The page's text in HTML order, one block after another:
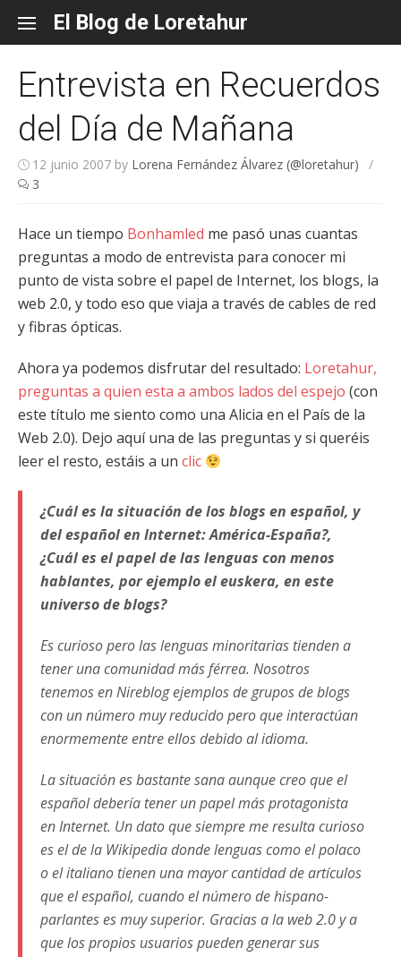
content
El Blog de Loretahur
Entrevista en Recuerdos
del Día de Mañana
12 junio 2007 by Lorena Fernández Álvarez (@loretahur)
/
3
Hace un tiempo Bonhamled me pasó unas cuantas
preguntas a modo de entrevista para conocer mi
punto de vista sobre el papel de Internet, los blogs, la
web 2.0, y todo eso que viaja a través de cables de red
y fibras ópticas.
Ahora ya podemos disfrutar del resultado: Loretahur,
preguntas a quien esta a ambos lados del espejo (con
este título me siento como una Alicia en el País de la
Web 2.0). Dejo aquí una de las preguntas y si queréis
leer el resto, estáis a un clic
¿Cuál es la situación de los blogs en español, y
del español en Internet: América-España?,
¿Cuál es el papel de las lenguas con menos
hablantes, por ejemplo el euskera, en este
universo de blogs?
Es curioso pero las lenguas minoritarias tienden a
tener una comunidad más férrea. Nosotros
tenemos en Nireblog ejemplos de grupos de blogs
con un número muy reducido pero que interactúan
enormemente entre ellos debido al idioma.
La situación es bastante sana aunque creo que el
español debería tener un papel más protagonista
en Internet. Un dato que siempre me resulta curioso
es el de la Wikipedia donde lenguas como el polaco
o el italiano tienen una mayor cantidad de artículos
que el español, cuando el número de hispano-
parlantes es muy superior. Gracias a la web 2.0 y a
que los propios usuarios pueden generar sus